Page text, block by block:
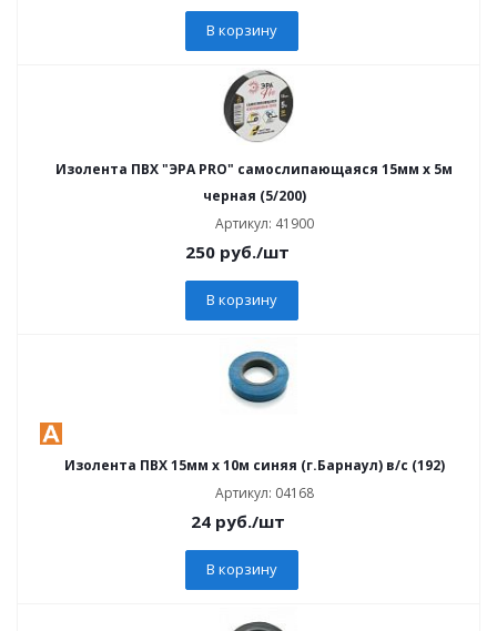
В корзину
Изолента ПВХ "ЭРА PRO" самослипающаяся 15мм х 5м
черная (5/200)
Артикул: 41900
250 руб./шт
В корзину
Изолента ПВХ 15мм х 10м синяя (г.Барнаул) в/с (192)
Артикул: 04168
24руб./шт
В корзину